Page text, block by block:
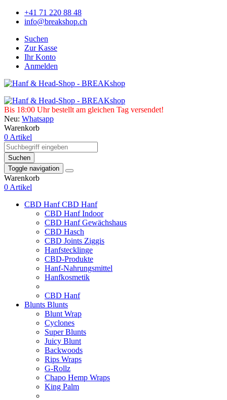
+41 71 220 88 48
info@breakshop.ch
Suchen
Zur Kasse
Ihr Konto
Anmelden
Bis 18:00 Uhr bestellt am gleichen Tag versendet!
Neu: Whatsapp
Warenkorb
0 Artikel
Suchen
Toggle navigation
Warenkorb
0 Artikel
CBD HanfCBD Hanf
CBD Hanf Indoor
CBD Hanf Gewächshaus
CBD Hasch
CBD Joints Ziggis
Hanfstecklinge
CBD-Produkte
Hanf-Nahrungsmittel
Hanfkosmetik
CBD Hanf
Blunts Blunts
Blunt Wrap
Cyclones
Super Blunts
Juicy Blunt
Backwoods
Rips Wraps
G-Rollz
Chapo Hemp Wraps
King Palm